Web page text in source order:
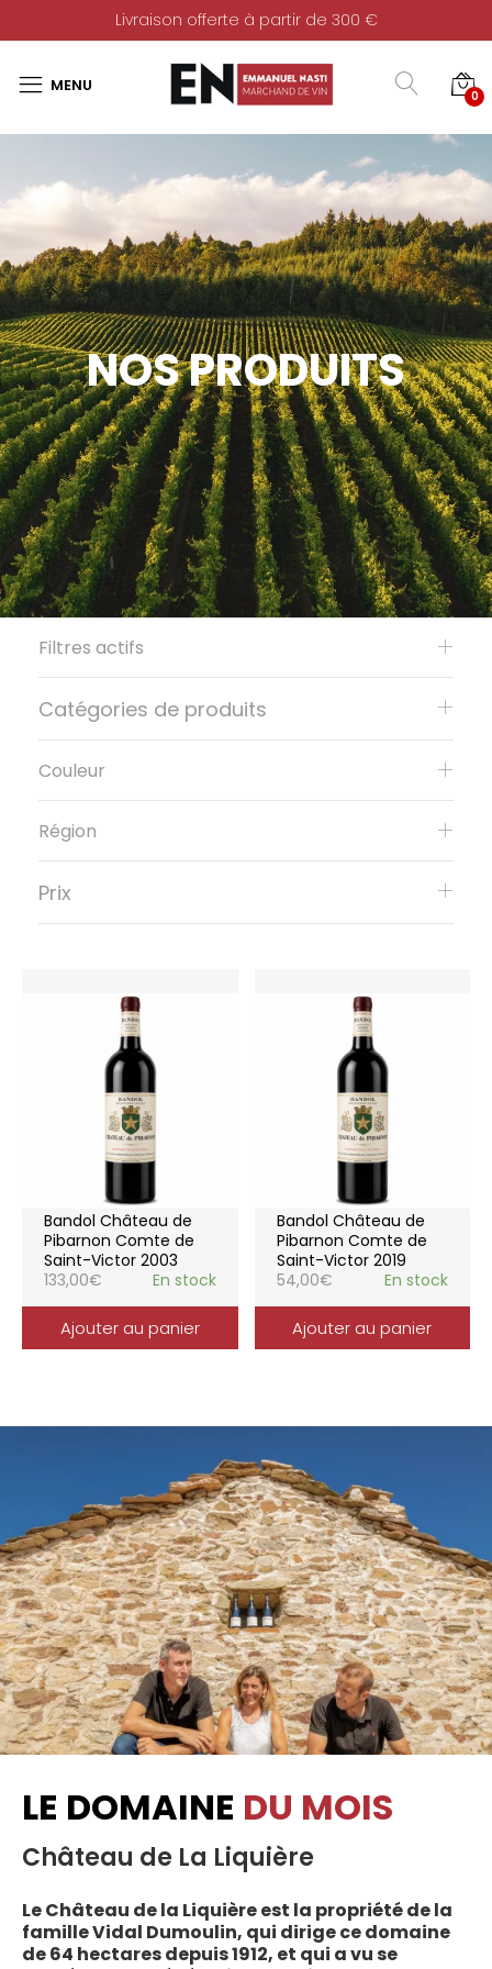
Livraison offerte à partir de 300 €
0
NOS PRODUITS
Bandol Château de
Pibarnon Comte de
Saint-Victor 2003
133,00€ En stock
Ajouter au panier
Bandol Château de
Pibarnon Comte de
Saint-Victor 2019
54,00€ En stock
Ajouter au panier
Filtres actifs
Catégories de produits
Couleur
Région
Prix
LE DOMAINE DU MOIS
Château de La Liquière
Le Château de la Liquière est la propriété de la
famille Vidal Dumoulin, qui dirige ce domaine
de 64 hectares depuis 1912, et qui a vu se